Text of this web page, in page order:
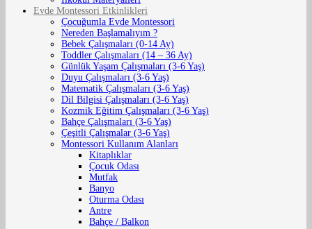
Evde Montessori Etkinlikleri
Çocuğumla Evde Montessori
Nereden Başlamalıyım ?
Bebek Çalışmaları (0-14 Ay)
Toddler Çalışmaları (14 – 36 Ay)
Günlük Yaşam Çalışmaları (3-6 Yaş)
Duyu Çalışmaları (3-6 Yaş)
Matematik Çalışmaları (3-6 Yaş)
Dil Bilgisi Çalışmaları (3-6 Yaş)
Kozmik Eğitim Çalışmaları (3-6 Yaş)
Bahçe Çalışmaları (3-6 Yaş)
Çeşitli Çalışmalar (3-6 Yaş)
Montessori Kullanım Alanları
Kitaplıklar
Çocuk Odası
Mutfak
Banyo
Oturma Odası
Antre
Bahçe / Balkon